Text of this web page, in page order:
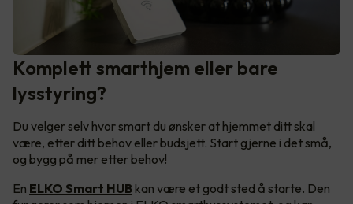
Komplett smarthjem eller bare
lysstyring?
Du velger selv hvor smart du ønsker at hjemmet ditt skal
være, etter ditt behov eller budsjett. Start gjerne i det små,
og bygg på mer etter behov!
En ELKO Smart HUB kan være et godt sted å starte. Den